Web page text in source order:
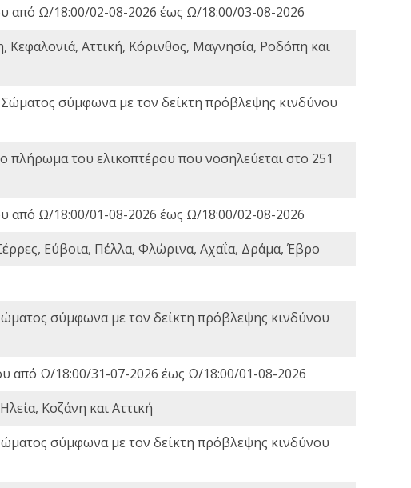
από Ω/18:00/02-08-2026 έως Ω/18:00/03-08-2026
Κεφαλονιά, Αττική, Κόρινθος, Μαγνησία, Ροδόπη και
σύμφωνα με τον δείκτη πρόβλεψης κινδύνου
του ελικοπτέρου που νοσηλεύεται στο 251
από Ω/18:00/01-08-2026 έως Ω/18:00/02-08-2026
Εύβοια, Πέλλα, Φλώρινα, Αχαΐα, Δράμα, Έβρο
σύμφωνα με τον δείκτη πρόβλεψης κινδύνου
από Ω/18:00/31-07-2026 έως Ω/18:00/01-08-2026
Κοζάνη και Αττική
σύμφωνα με τον δείκτη πρόβλεψης κινδύνου